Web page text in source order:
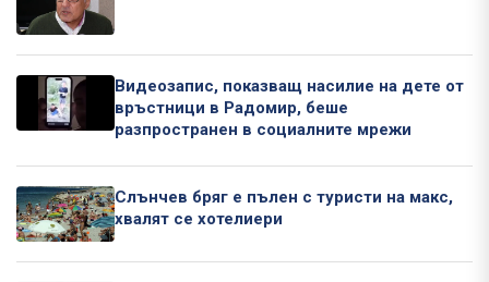
Видеозапис, показващ насилие на дете от
връстници в Радомир, беше
разпространен в социалните мрежи
Слънчев бряг е пълен с туристи на макс,
хвалят се хотелиери